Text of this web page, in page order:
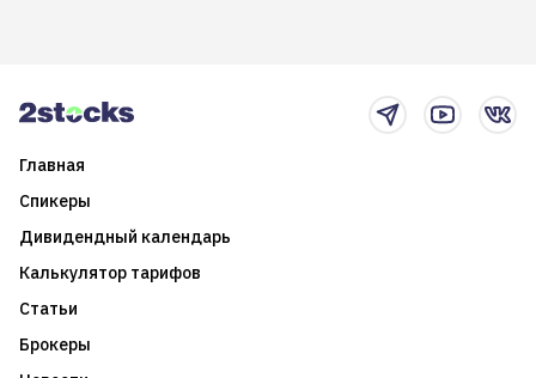
Главная
Спикеры
Дивидендный календарь
Калькулятор тарифов
Статьи
Брокеры